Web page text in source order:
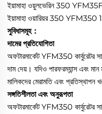
ইয়ামাহা ওয়ুলভেরিন 350
ইয়ামাহা ওয়ারিয়র 350
সুবিধাসমূহ：
দামের প্রতিযোগিতা
অফটারমার্কেট YFM350 কার্বুরেটর
দাম দেয়। যদিও পারফরম্যান্স এবং
মালিকদের মেরামতি এবং প্রতিস্থাপন
সঙ্গতিশীলতা এবং অনুরূপতা
অফটারমার্কেট YFM350 কার্বুরেটর